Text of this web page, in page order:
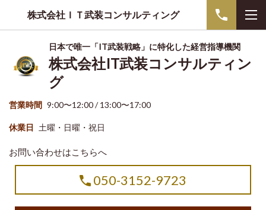
株式会社ＩＴ武装コンサルティング
日本で唯一「IT武装戦略」に特化した経営指導機関
株式会社IT武装コンサルティン
グ
営業時間 9:00〜12:00 / 13:00〜17:00
休業日 土曜・日曜・祝日
お問い合わせはこちらへ
050-3152-9723